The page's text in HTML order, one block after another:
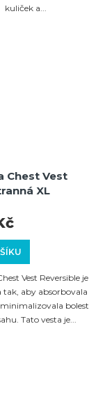
kuliček a...
Chest Vest
XL
Vest Reversible je
tak, aby absorbovala
bolest
Tato vesta je...